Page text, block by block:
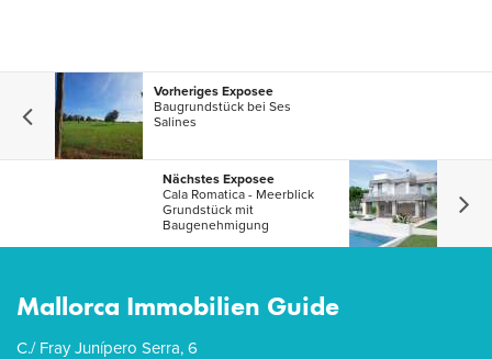
Vorheriges Exposee
Baugrundstück bei Ses
Salines
Nächstes Exposee
Cala Romatica - Meerblick
Grundstück mit
Baugenehmigung
Mallorca Immobilien Guide
C./ Fray Junípero Serra, 6